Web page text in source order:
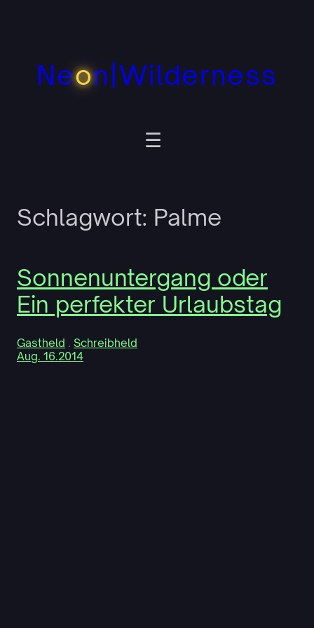
Neon|Wilderness
Schlagwort: Palme
Sonnenuntergang oder
Ein perfekter Urlaubstag
Gastheld . Schreibheld
Aug. 16.2014